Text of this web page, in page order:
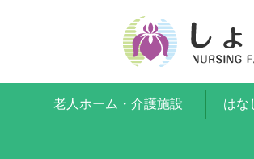
老人ホーム・介護施設 はな